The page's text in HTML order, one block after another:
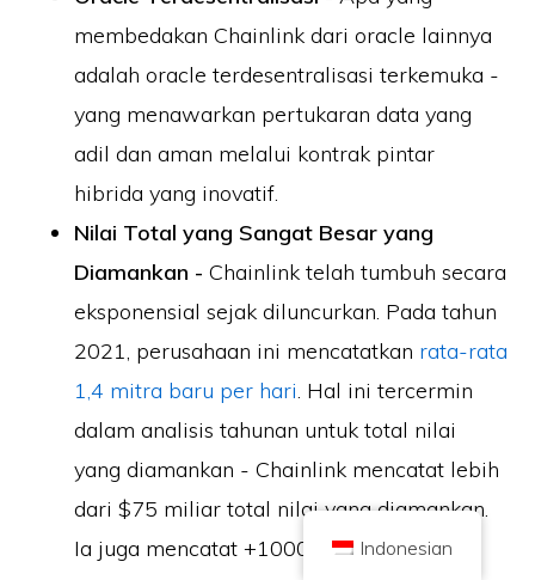
membedakan Chainlink dari oracle lainnya
adalah oracle terdesentralisasi terkemuka -
yang menawarkan pertukaran data yang
adil dan aman melalui kontrak pintar
hibrida yang inovatif.
Nilai Total yang Sangat Besar yang
Diamankan -Chainlink telah tumbuh secara
eksponensial sejak diluncurkan. Pada tahun
2021, perusahaan ini mencatatkan rata-rata
1,4 mitra baru per hari. Hal ini tercermin
dalam analisis tahunan untuk total nilai
yang diamankan - Chainlink mencatat lebih
dari $75 miliar total nilai yang diamankan.
Ia juga mencatat +1000 jaringan oracle.
Kickoff
Nomor perusahaan 10490224
Alamat Lantai 2 167-169 Great Portland Street, London, Inggris Raya,
W1W 5PF
Konten ini hanya untuk tujuan informasi dan bukan saran investasi. Kinerja
masa lalu tidak menunjukkan hasil di masa depan. Berinvestasi dalam mata
uang kripto mengandung risiko.
tidak tunduk pada perlindungan di bawah Skema Kompensasi Layanan
Keuangan Inggris atau dalam lingkup yurisdiksi Layanan Ombudsman
Keuangan Inggris. Berinvestasi dalam mata uang kripto mengandung risiko
dan mata uang kripto dapat naik nilainya, atau kehilangan sebagian atau
keuntungan dari penjualan mata uang kripto.
BERANDA TENTANG KEBIJAKAN PRIVASI HUBUNGI KAMI
Indonesian